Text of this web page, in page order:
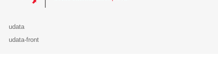
udata
udata-front